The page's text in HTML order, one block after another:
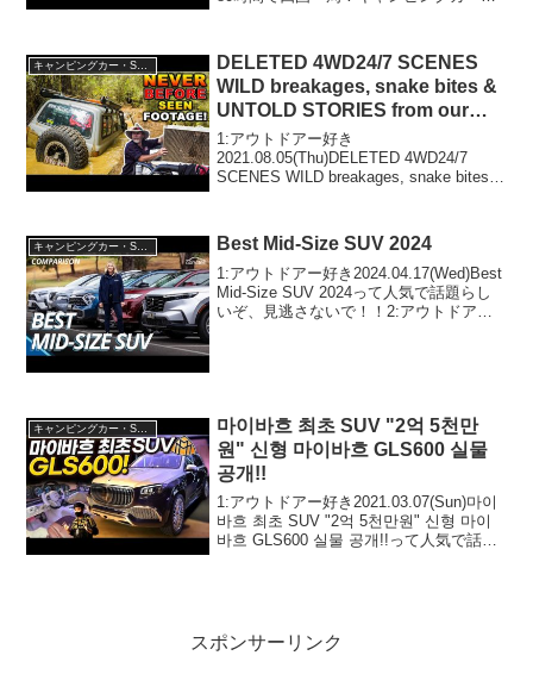
ー好き2021.10.27(Wed)...
DELETED 4WD24/7 SCENES
WILD breakages, snake bites &
UNTOLD STORIES from our
best moments!
1:アウトドアー好き
2021.08.05(Thu)DELETED 4WD24/7
SCENES WILD breakages, snake bites &
キャンピングカー・SUV人気車種 Best Mid-Size SUV 2024
1:アウトドアー好き2024.04.17(Wed)Best
Mid-Size SUV 2024って人気で話題らし
いぞ、見逃さないで！！2:アウトドアー
마이바흐 최초 SUV "2억 5천만
원" 신형 마이바흐 GLS600 실물
공개!!
1:アウトドアー好き2021.03.07(Sun)마이
바흐 최초 SUV "2억 5천만원" 신형 마이
바흐 GLS600 실물 공개!!って人気で話題
スポンサーリンク